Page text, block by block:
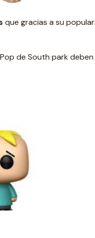
que gracias a su
de South park